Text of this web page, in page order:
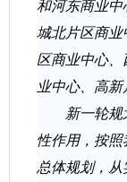
和河东商业中
城北片区商业
区商业中心、
业中心、 高新
新一轮规划
性作用， 按照
总体规划， 从